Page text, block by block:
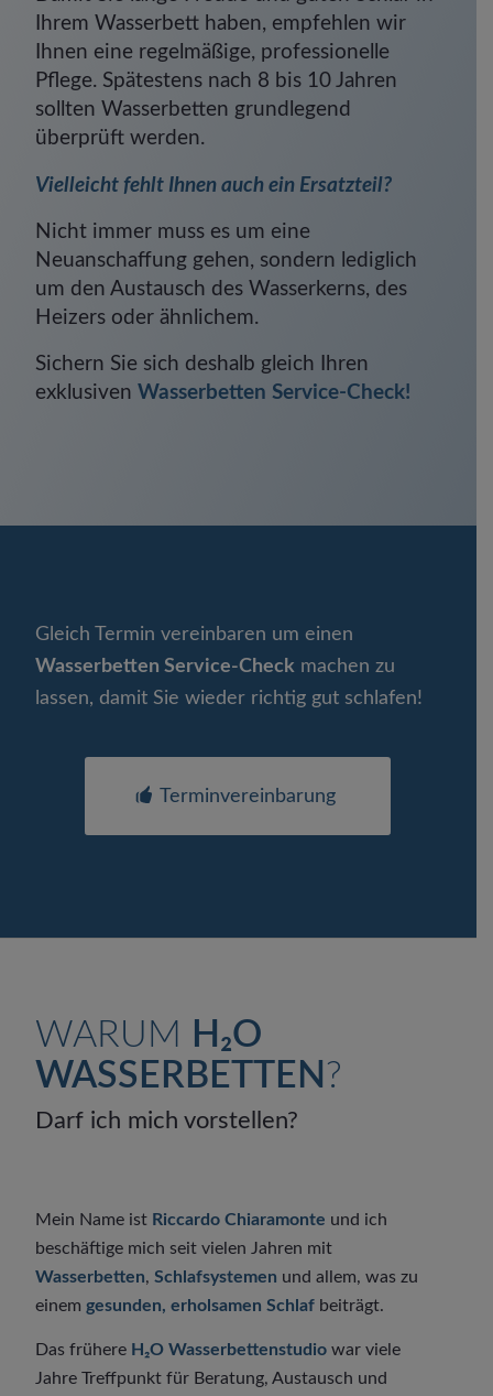
Ihrem Wasserbett haben, empfehlen wir
Ihnen eine regelmäßige, professionelle
Pflege. Spätestens nach 8 bis 10 Jahren
sollten Wasserbetten grundlegend
überprüft werden.
Vielleicht fehlt Ihnen auch ein Ersatzteil?
Nicht immer muss es um eine
Neuanschaffung gehen, sondern lediglich
um den Austausch des Wasserkerns, des
Heizers oder ähnlichem.
Sichern Sie sich deshalb gleich Ihren
exklusiven Wasserbetten Service-Check!
Gleich Termin vereinbaren um einen
Wasserbetten Service-Check machen zu
lassen, damit Sie wieder richtig gut schlafen!
Terminvereinbarung
WARUM
H₂O
WASSERBETTEN ?
Darf ich mich vorstellen?
Mein Name ist Riccardo Chiaramonte und ich
beschäftige mich seit vielen Jahren mit
Wasserbetten,Schlafsystemen und allem, was zu
einemgesunden, erholsamen Schlaf beiträgt.
Das frühere H₂O Wasserbettenstudio war viele
Jahre Treffpunkt für Beratung, Austausch und